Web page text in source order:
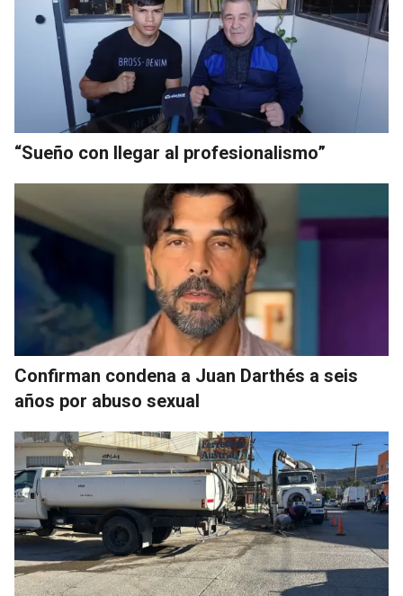
“Sueño con llegar al profesionalismo”
Confirman condena a Juan Darthés a seis
años por abuso sexual